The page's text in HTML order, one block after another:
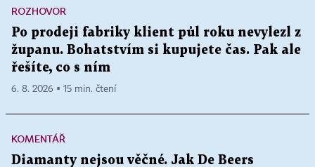
ROZHOVOR
Po prodeji fabriky klient půl roku nevylezl z
županu. Bohatstvím si kupujete čas. Pak ale
řešíte, co s ním
6. 8. 2026 ▪ 15 min. čtení
KOMENTÁŘ
Diamanty nejsou věčné. Jak De Beers